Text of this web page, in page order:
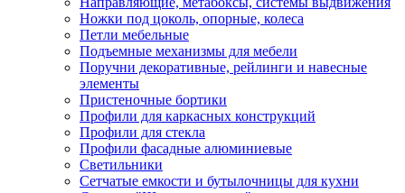
Ножки под цоколь, опорные, колеса
Петли мебельные
Подъемные механизмы для мебели
Поручни декоративные, рейлинги и навесные
элементы
Пристеночные бортики
Профили для каркасных конструкций
Профили для стекла
Профили фасадные алюминиевые
Светильники
Сетчатые емкости и бутылочницы для кухни